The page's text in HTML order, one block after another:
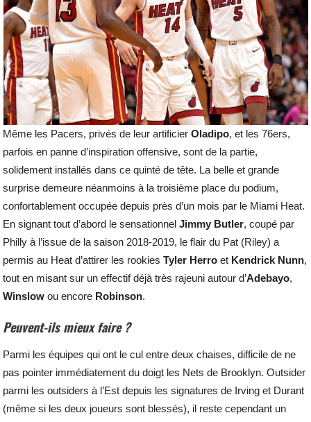
Même les Pacers, privés de leur artificierOladipo, et les 76ers,
parfois en panne d’inspiration offensive, sont de la partie,
solidement installés dans ce quinté de tête. La belle et grande
surprise demeure néanmoins à la troisième place du podium,
confortablement occupée depuis près d’un mois par le Miami Heat.
En signant tout d’abord le sensationnelJimmy Butler, coupé par
Philly à l’issue de la saison 2018-2019, le flair du Pat (Riley) a
permis au Heat d’attirer les rookiesTyler Herro et Kendrick Nunn,
tout en misant sur un effectif déjà très rajeuni autour d’Adebayo,
Winslow ou encore Robinson.
Peuvent-ils mieux faire ?
Parmi les équipes qui ont le cul entre deux chaises, difficile de ne
pas pointer immédiatement du doigt les Nets de Brooklyn. Outsider
parmi les outsiders à l’Est depuis les signatures de Irving et Durant
(même si les deux joueurs sont blessés), il reste cependant un